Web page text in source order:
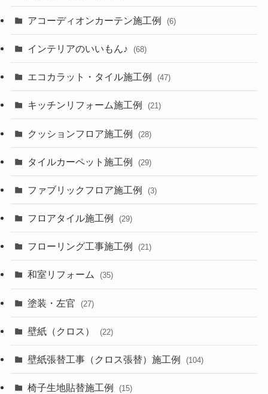
アコーディオンカーテン施工例 (6)
インテリアのいいもん♪ (68)
エコカラット・タイル施工例 (47)
キッチンリフォーム施工例 (21)
クッションフロア施工例 (28)
タイルカーペット施工例 (29)
ファブリックフロア施工例 (3)
フロアタイル施工例 (29)
フローリング工事施工例 (21)
和室リフォーム (35)
塗装・左官 (27)
壁紙（クロス） (22)
壁紙張替工事（クロス張替）施工例 (104)
椅子生地貼替施工例 (15)